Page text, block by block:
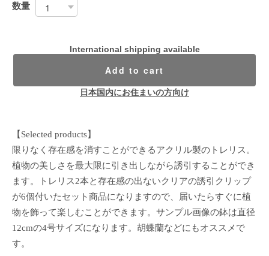
数量
International shipping available
Add to cart
日本国内にお住まいの方向け
【Selected products】
限りなく存在感を消すことができるアクリル製のトレリス。
植物の美しさを最大限に引き出しながら誘引することができ
ます。トレリス2本と存在感の出ないクリアの誘引クリップ
が6個付いたセット商品になりますので、届いたらすぐに植
物を飾って楽しむことができます。サンプル画像の鉢は直径
12cmの4号サイズになります。胡蝶蘭などにもオススメで
す。